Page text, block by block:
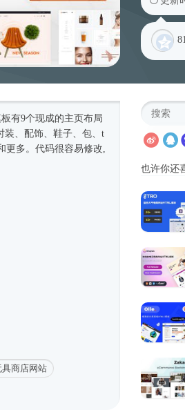
板有9个现成的主页布局
装、配饰、鞋子、包、t
更多。代码很容易修改,
具商店网站
也许你还